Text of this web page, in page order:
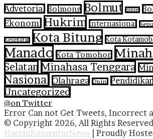
Advetorial Bolmong Bolmut Bolsel
Ekonomi Hukrim Internasional
Kesehatan Kota Bitung Kota
Manado Kota Tomohon
Selatan Minahasa Tenggara
Nasional Olahraga Opini Pendidikan
Uncategorized
@on Twitter
Error Can not Get Tweets, Incorrect
© Copyright 2026, All Rights
HarianKomentarNews | Proudly